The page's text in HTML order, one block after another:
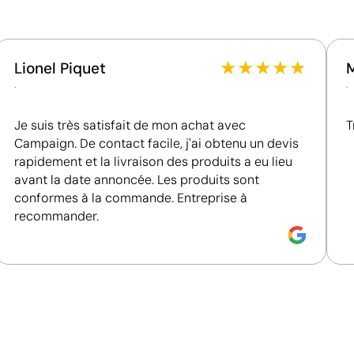
Lionel Piquet
.
★★★★★
Je suis très satisfait de mon achat avec
Campaign. De contact facile, j'ai obtenu un devis
rapidement et la livraison des produits a eu lieu
avant la date annoncée. Les produits sont
conformes à la commande. Entreprise à
recommander.
.